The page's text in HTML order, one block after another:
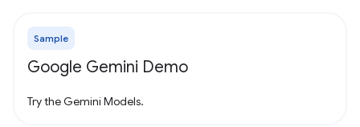
Sample
Google Gemini Demo
Try the Gemini Models.